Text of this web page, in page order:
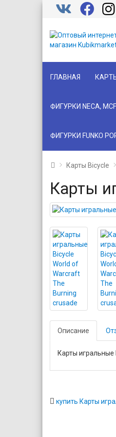
ГЛАВНАЯ
ФИГУРКИ NECA,
ФИГУРКИ FUNKO
Карты Bicycle
Карты
Описание
Карты
купить Карты